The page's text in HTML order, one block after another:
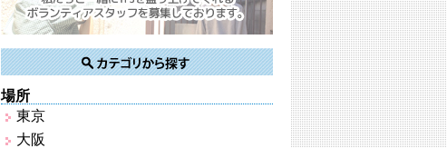
場所
東京
大阪